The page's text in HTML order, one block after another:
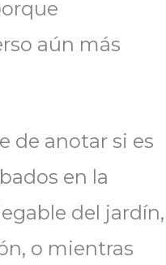
aún más
de anotar si es
en la
del jardín,
o mientras